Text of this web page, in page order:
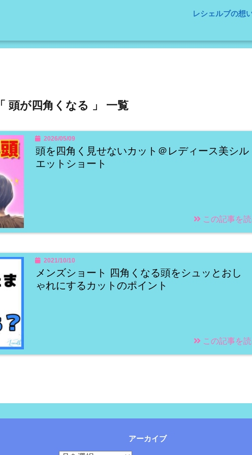
レシェルブの想
「 頭が四角くなる 」 一覧
2026/05/09
頭を四角く見せないカット＠レディース美シル
エットショート
この記事を
2021/10/10
メンズショート 四角くなる頭をシュッとおし
ゃれにするカットのポイント
この記事を
アーカイブ